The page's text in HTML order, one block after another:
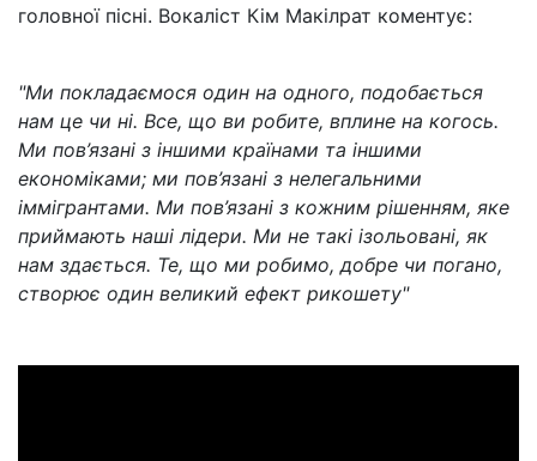
головної пісні. Вокаліст Кім Макілрат коментує:
"Ми покладаємося один на одного, подобається
нам це чи ні. Все, що ви робите, вплине на когось.
Ми пов’язані з іншими країнами та іншими
економіками; ми пов’язані з нелегальними
іммігрантами. Ми пов’язані з кожним рішенням, яке
приймають наші лідери. Ми не такі ізольовані, як
нам здається. Те, що ми робимо, добре чи погано,
створює один великий ефект рикошету"